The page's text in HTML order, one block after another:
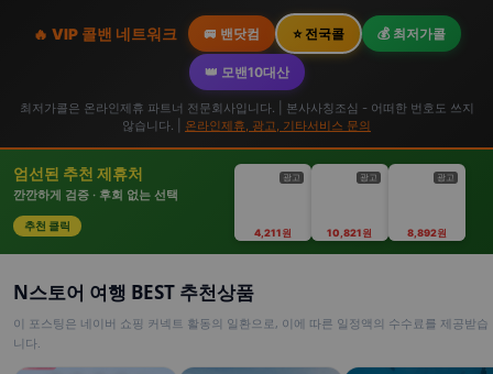
🔥 VIP 콜밴 네트워크 🚐 밴닷컴 ⭐ 전국콜 💰 최저가콜
👑 모밴10대산
최저가콜은 온라인제휴 파트너 전문회사입니다. | 본사사칭조심 - 어떠한 번호도 쓰지
않습니다. | 온라인제휴, 광고, 기타서비스 문의
엄선된 추천 제휴처
깐깐하게 검증 · 후회 없는 선택
추천 클릭
광고
4,211원
광고
10,821원
광고
8,892원
N스토어 여행 BEST 추천상품
이 포스팅은 네이버 쇼핑 커넥트 활동의 일환으로, 이에 따른 일정액의 수수료를 제공받습
니다.